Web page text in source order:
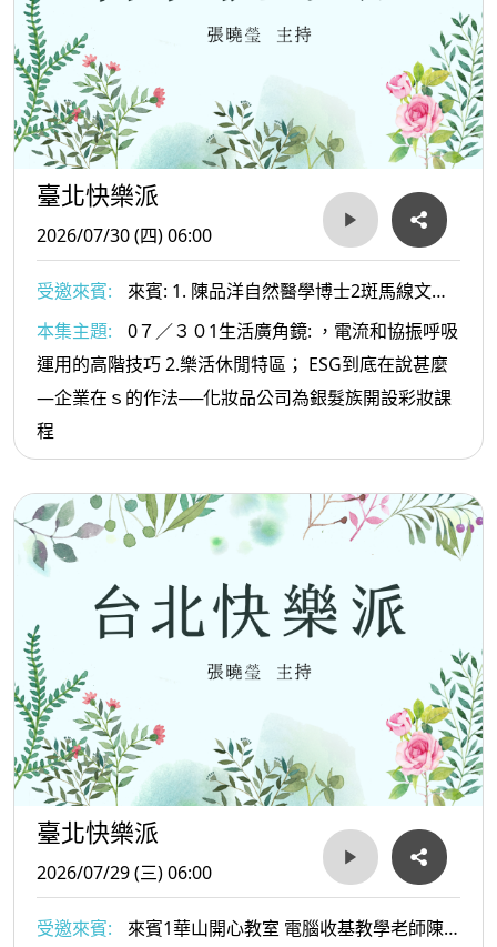
臺北快樂派
2026/07/30 (四) 06:00
受邀來賓:
來賓: 1. 陳品洋自然醫學博士2斑馬線文庫
社長及文史工作者-許赫老師
本集主題:
0７／３０1生活廣角鏡: ，電流和協振呼吸
運用的高階技巧 2.樂活休閒特區； ESG到底在說甚麼
—企業在ｓ的作法──化妝品公司為銀髮族開設彩妝課
程
臺北快樂派
2026/07/29 (三) 06:00
受邀來賓: 來賓1華山開心教室 電腦收基教學老師陳